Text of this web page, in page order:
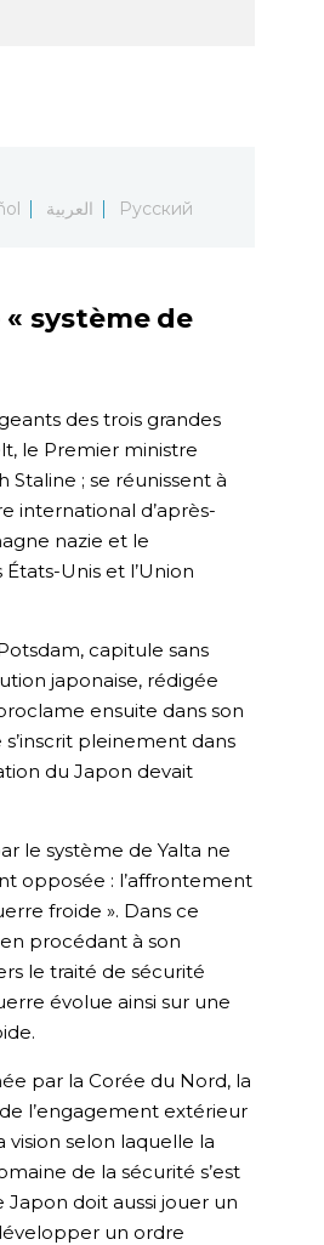
العربية Русский
système de
des trois grandes
le Premier ministre
; se réunissent à
international d’après-
nazie et le
Unis et l’Union
capitule sans
japonaise, rédigée
ensuite dans son
pleinement dans
du Japon devait
le système de Yalta ne
opposée : l’affrontement
froide ». Dans ce
procédant à son
le traité de sécurité
évolue ainsi sur une
par la Corée du Nord, la
l’engagement extérieur
vision selon laquelle la
de la sécurité s’est
Japon doit aussi jouer un
un ordre